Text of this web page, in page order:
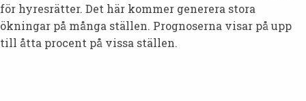
för hyresrätter. Det här kommer generera stora
ökningar på många ställen. Prognoserna visar på upp
till åtta procent på vissa ställen.